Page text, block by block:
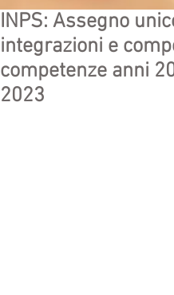
INPS: Assegno
integrazioni e
competenze anni
2023